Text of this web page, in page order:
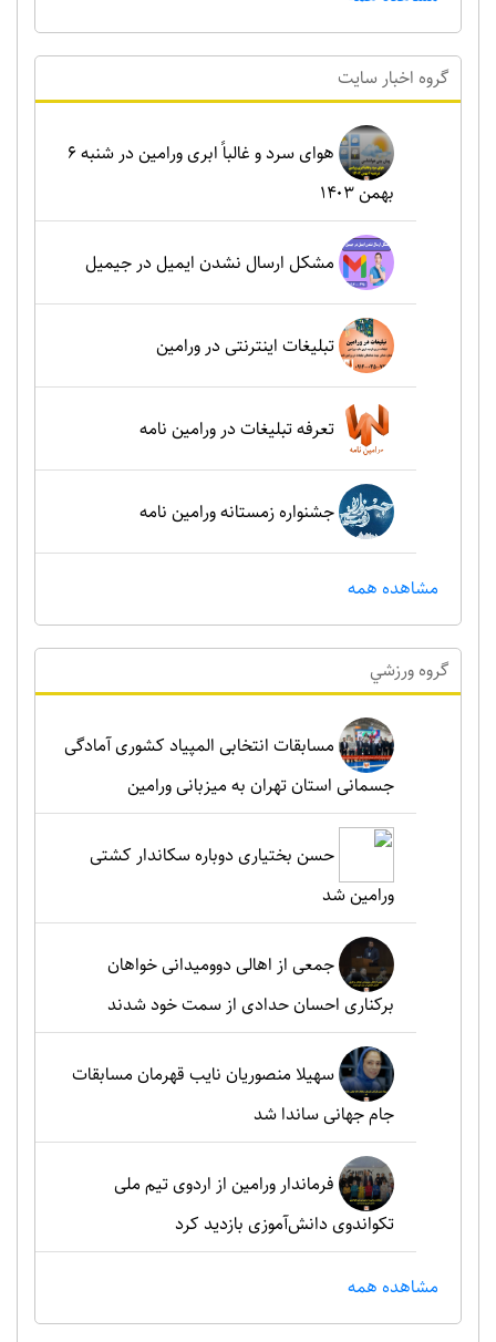
گروه اخبار سايت
هوای سرد و غالباً ابری ورامین در شنبه ۶
بهمن ۱۴۰۳
مشکل ارسال نشدن ایمیل در جیمیل
تبلیغات اینترنتی در ورامین
تعرفه تبلیغات در ورامین نامه
جشنواره زمستانه ورامین نامه
مشاهده همه
گروه ورزشي
مسابقات انتخابی المپیاد کشوری آمادگی
جسمانی استان تهران به میزبانی ورامین
حسن بختیاری دوباره سکاندار کشتی
ورامین شد
جمعی از اهالی دوومیدانی خواهان
برکناری احسان حدادی از سمت خود شدند
سهیلا منصوریان نایب قهرمان مسابقات
جام جهانی ساندا شد
فرماندار ورامین از اردوی تیم ملی
تکواندوی دانش‌آموزی بازدید کرد
مشاهده همه